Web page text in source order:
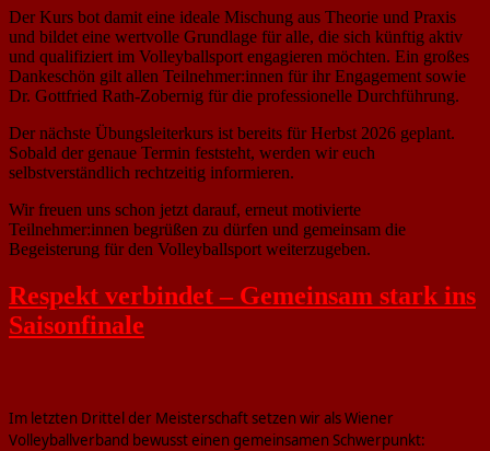
Der Kurs bot damit eine ideale Mischung aus Theorie und Praxis
und bildet eine wertvolle Grundlage für alle, die sich künftig aktiv
und qualifiziert im Volleyballsport engagieren möchten. Ein großes
Dankeschön gilt allen Teilnehmer:innen für ihr Engagement sowie
Dr. Gottfried Rath-Zobernig für die professionelle Durchführung.
Der nächste Übungsleiterkurs ist bereits für Herbst 2026 geplant.
Sobald der genaue Termin feststeht, werden wir euch
selbstverständlich rechtzeitig informieren.
Wir freuen uns schon jetzt darauf, erneut motivierte
Teilnehmer:innen begrüßen zu dürfen und gemeinsam die
Begeisterung für den Volleyballsport weiterzugeben.
Respekt verbindet – Gemeinsam stark ins
Saisonfinale
Im letzten Drittel der Meisterschaft setzen wir als Wiener
Volleyballverband bewusst einen gemeinsamen Schwerpunkt: